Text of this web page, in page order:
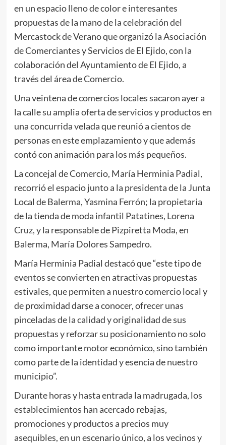
en un espacio lleno de color e interesantes
propuestas de la mano de la celebración del
Mercastock de Verano que organizó la Asociación
de Comerciantes y Servicios de El Ejido, con la
colaboración del Ayuntamiento de El Ejido, a
través del área de Comercio.
Una veintena de comercios locales sacaron ayer a
la calle su amplia oferta de servicios y productos en
una concurrida velada que reunió a cientos de
personas en este emplazamiento y que además
contó con animación para los más pequeños.
La concejal de Comercio, María Herminia Padial,
recorrió el espacio junto a la presidenta de la Junta
Local de Balerma, Yasmina Ferrón; la propietaria
de la tienda de moda infantil Patatines, Lorena
Cruz, y la responsable de Pizpiretta Moda, en
Balerma, María Dolores Sampedro.
María Herminia Padial destacó que “este tipo de
eventos se convierten en atractivas propuestas
estivales, que permiten a nuestro comercio local y
de proximidad darse a conocer, ofrecer unas
pinceladas de la calidad y originalidad de sus
propuestas y reforzar su posicionamiento no solo
como importante motor económico, sino también
como parte de la identidad y esencia de nuestro
municipio”.
Durante horas y hasta entrada la madrugada, los
establecimientos han acercado rebajas,
promociones y productos a precios muy
asequibles, en un escenario único, a los vecinos y